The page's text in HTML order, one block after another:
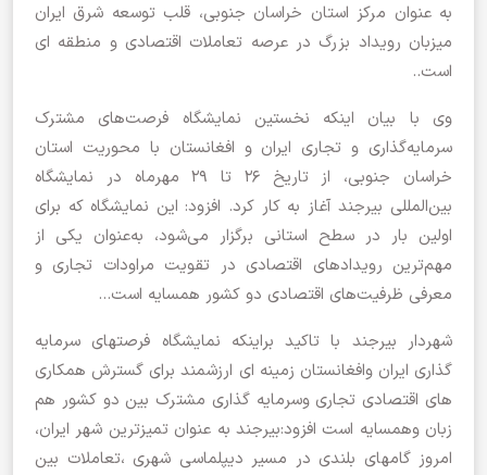
به عنوان مرکز استان خراسان جنوبی، قلب توسعه شرق ایران
میزبان رویداد بزرگ در عرصه تعاملات اقتصادی و منطقه ای
است..
وی با بیان اینکه نخستین نمایشگاه فرصت‌های مشترک
سرمایه‌گذاری و تجاری ایران و افغانستان با محوریت استان
خراسان جنوبی، از تاریخ ۲۶ تا ۲۹ مهرماه در نمایشگاه
بین‌المللی بیرجند آغاز به کار کرد. افزود: این نمایشگاه که برای
اولین بار در سطح استانی برگزار می‌شود، به‌عنوان یکی از
مهم‌ترین رویدادهای اقتصادی در تقویت مراودات تجاری و
معرفی ظرفیت‌های اقتصادی دو کشور همسایه است…
شهردار بیرجند با تاکید براینکه نمایشگاه فرصتهای سرمایه
گذاری ایران وافغانستان زمینه ای ارزشمند برای گسترش همکاری
های اقتصادی تجاری وسرمایه گذاری مشترک بین دو کشور هم
زبان وهمسایه است افزود:بیرجند به عنوان تمیزترین شهر ایران،
امروز گامهای بلندی در مسیر دیپلماسی شهری ،تعاملات بین